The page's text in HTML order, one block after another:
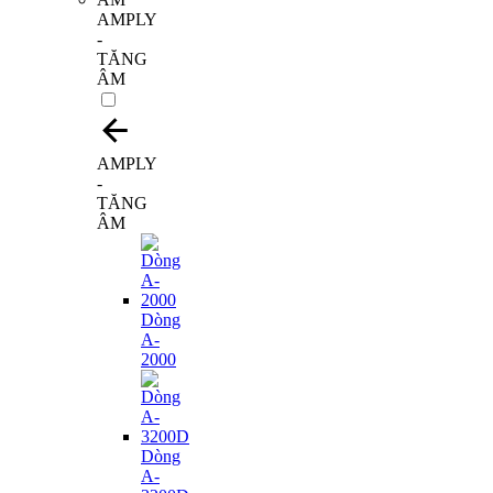
AMPLY
-
TĂNG
ÂM
AMPLY
-
TĂNG
ÂM
Dòng
A-
2000
Dòng
A-